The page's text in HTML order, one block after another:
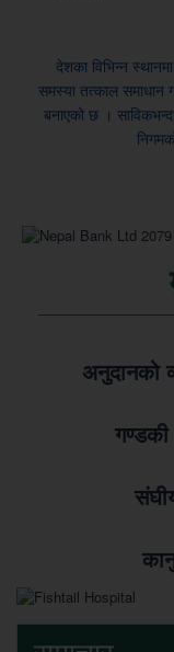
देशका विभिन्न
समस्या तत्काल समाधान
बनाएको छ ।
अनुदानको